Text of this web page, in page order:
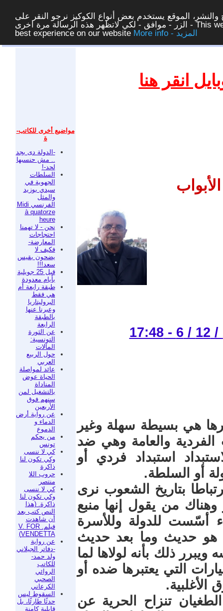
الموقع يستخدم بعض أنواع الكوكيز نرجو النقر على
الزر - موافق - لكي لاتظهر هذه الرسالة مرة اخرى - This website uses cookies to ensure you get the
best experience on our website
More info - المزيد
غلق
مواضيع أخرى للكاتب-
ة
-الدولة دى بجد
.. مش حنسبها
لحد-!
السلطات
الجهوية في
سيدي بوزيد
والمثل
الفرنسي Midi
à quatorze
heure
نحن - لا تهمنا
احتجاجات
المعارضة-
فكيف لا
يضحون بقيس
سعد!!!
قبل 25 جويلية
بأيام معدودة
طبقة رابعة أم
هي فقط
البروليتاريا
وعبرنا عنها
بالطبقة
الرابعة
عن الثورة
التونسية:
المآلات
حول الربيع
العربي
عائد لمواصلة
الحياة عوض
المناداة
بالتشغيل لمن
سنهم فوق
الأربعين
عن رواية أرض
الدماء و
الدموع
من يحكم
تونس
كي لا ننسى
وكي تكون لنا
ذاكرة
حروب اللا
منتصر
كي لا ننسى
وكي تكون لنا
ذاكرة. (هذا
النص كتب بعد
أن شاهدت
فيلم. V. FOR
VENDETTA)
عن رواية
-دفاتر الجيلاني
ولد حمد-
للكاتب
الروائي
الصحبي
الكرعاني
السقوط ليس
حدثًا طارئًا، بل
قابلية كامنة
انقر هنا
هي بسيطة سهلة وغير
والعامة وهي ضد
استبداد فردي أو
أو السلطة.
بتاريخ الشعوب نرى
وهناك من يقول إنها منبع
أسّست للدولة وللأسرة
هو حديث وما بعد حديث
ذلك بأنه لولاها لما
التي يعتبرها ضده أو
الأغلبية.
تنزاح الحرية عن